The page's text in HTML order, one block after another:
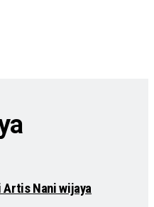
Artis Nani wijaya